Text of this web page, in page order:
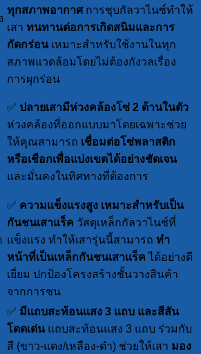
ทุกสภาพอากาศการชุบกัลวาไนซ์ทำให้
เสา ทนทานต่อการเกิดสนิมและการ
กัดกร่อนเหมาะสำหรับใช้งานในทุก
สภาพแวดล้อมโดยไม่ต้องกังวลเรื่อง
การผุกร่อน
✅ ปลายเสามีห่วงคล้องโซ่ 2 ด้านในตัว
ห่วงคล้องที่ออกแบบมาโดยเฉพาะช่วย
ให้คุณสามารถ เชื่อมต่อโซ่พลาสติก
หรือเชือกเพื่อแบ่งเขตได้อย่างชัดเจน
และมั่นคงในทิศทางที่ต้องการ
✅ ความแข็งแรงสูง เหมาะสำหรับเป็น
กันชนเสาแร็ค วัสดุเหล็กกัลวาไนซ์ที่
แข็งแรง ทำให้เสารุ่นนี้สามารถ ทำ
หน้าที่เป็นเหล็กกันชนเสาแร็ค ได้อย่างดี
เยี่ยม ปกป้องโครงสร้างชั้นวางสินค้า
จากการชน
✅ มีแถบสะท้อนแสง 3 แถบ และสีสัน
โดดเด่นแถบสะท้อนแสง 3 แถบ ร่วมกับ
สี (ขาว-แดง/เหลือง-ดำ) ช่วยให้เสา มอง